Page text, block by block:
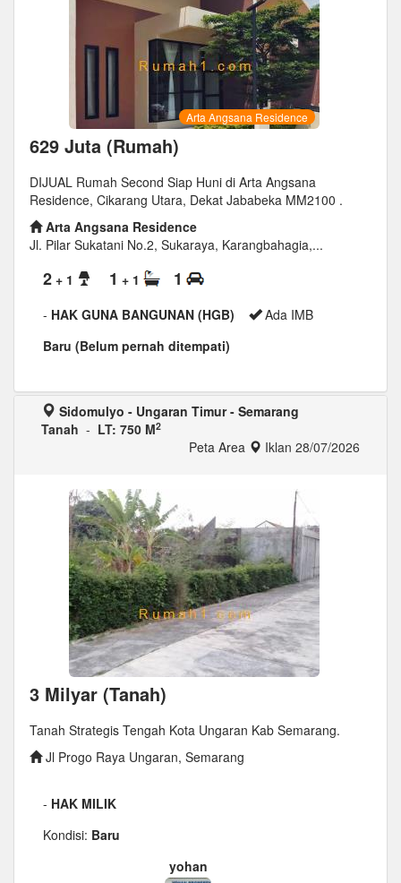
Arta Angsana Residence
629 Juta (Rumah)
DIJUAL Rumah Second Siap Huni di Arta Angsana
Residence, Cikarang Utara, Dekat Jababeka MM2100 .
Arta Angsana Residence
Jl. Pilar Sukatani No.2, Sukaraya, Karangbahagia,...
2 + 1 1 + 1 1
- HAK GUNA BANGUNAN (HGB)
Ada IMB
Baru (Belum pernah ditempati)
Sidomulyo - Ungaran Timur - Semarang
Tanah - LT: 750 M2
Peta Area Iklan 28/07/2026
3 Milyar (Tanah)
Tanah Strategis Tengah Kota Ungaran Kab Semarang.
Jl Progo Raya Ungaran, Semarang
- HAK MILIK
Kondisi: Baru
yohan